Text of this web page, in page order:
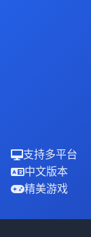
支持多平台
中文版本
精美游戏